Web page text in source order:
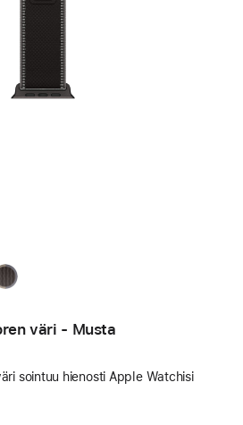
musta
väri - Musta
sointuu hienosti Apple Watchisi